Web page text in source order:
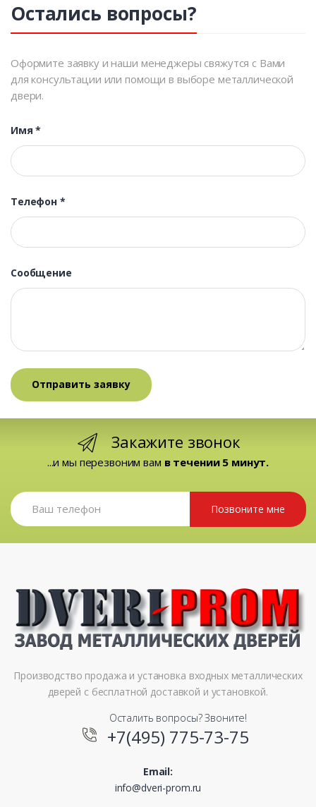
Остались вопросы?
Оформите заявку и наши менеджеры свяжутся с Вами
для консультации или помощи в выборе металлической
двери.
Имя*
Телефон *
Сообщение
Закажите звонок
...и мы перезвоним вам в течении 5 минут.
Позвоните мне
Производство продажа и установка входных металлических
дверей с бесплатной доставкой и установкой.
Осталить вопросы? Звоните!
+7(495) 775-73-75
Email:
info@dveri-prom.ru